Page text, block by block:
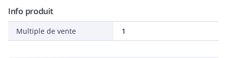
Info produit
Multiple de vente 1